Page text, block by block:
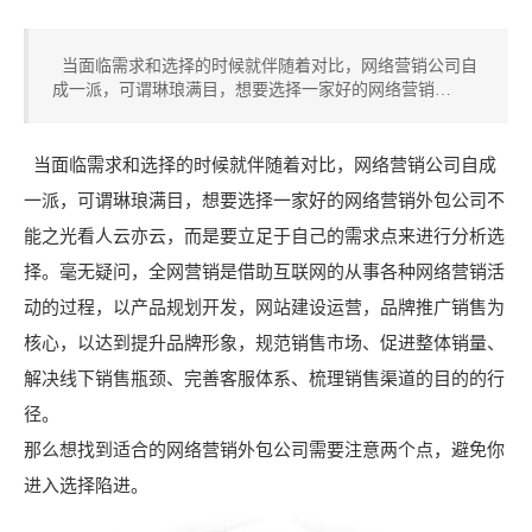
当面临需求和选择的时候就伴随着对比，网络营销公司自
成一派，可谓琳琅满目，想要选择一家好的网络营销…
当面临需求和选择的时候就伴随着对比，网络营销公司自成
一派，可谓琳琅满目，想要选择一家好的网络营销外包公司不
能之光看人云亦云，而是要立足于自己的需求点来进行分析选
择。毫无疑问，全网营销是借助互联网的从事各种网络营销活
动的过程，以产品规划开发，网站建设运营，品牌推广销售为
核心，以达到提升品牌形象，规范销售市场、促进整体销量、
解决线下销售瓶颈、完善客服体系、梳理销售渠道的目的的行
径。
那么想找到适合的网络营销外包公司需要注意两个点，避免你
进入选择陷进。